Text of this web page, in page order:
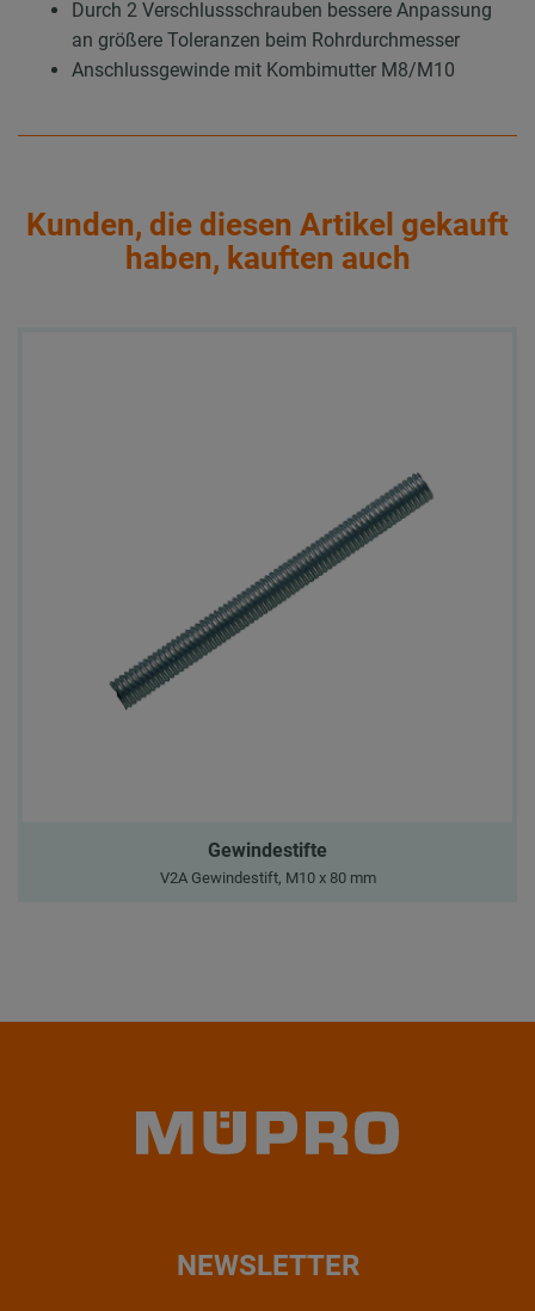
Durch 2 Verschlussschrauben bessere Anpassung
an größere Toleranzen beim Rohrdurchmesser
Anschlussgewinde mit Kombimutter M8/M10
Kunden, die diesen Artikel gekauft
haben, kauften auch
Gewindestifte
V2A Gewindestift, M10 x 80 mm
NEWSLETTER